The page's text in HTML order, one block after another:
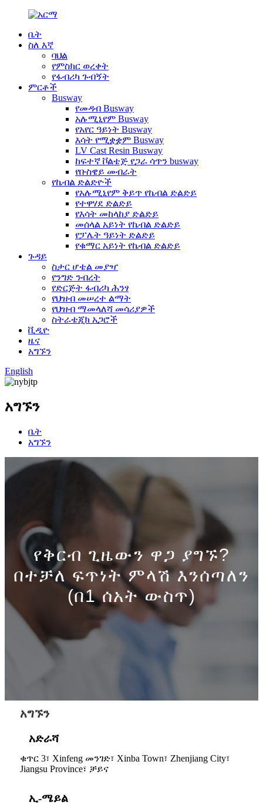
ቤት
ስለ እኛ
ባህል
የምስክር ወረቀት
የፋብሪካ ጉብኝት
ምርቶች
Busway
የመዳብ Busway
አሉሚኒየም Busway
የአየር ዓይነት Busway
እሳት የሚቋቋም Busway
LV Cast Resin Busway
ከፍተኛ ቮልቴጅ የጋራ ሳጥን busway
የቡስዌይ መብራት
የኬብል ድልድዮች
የአሉሚኒየም ቅይጥ የኬብል ድልድይ
የተዋሃደ ድልድይ
የእሳት መከላከያ ድልድይ
መሰላል አይነት የኬብል ድልድይ
የፓሌት ዓይነት ድልድይ
የቁማር አይነት የኬብል ድልድይ
ጉዳይ
ስታር ሆቴል መያዣ
የንግድ ንብረት
የድርጅት ፋብሪካ ሕንፃ
የህዝብ መሠረተ ልማት
የህዝብ ማመላለሻ መሳሪያዎች
ስትራቴጂክ አጋሮች
ቪዲዮ
ዜና
አግኙን
English
አግኙን
ቤት
አግኙን
የቅርብ ጊዜውን ዋጋ ያግኙ?
በተቻለ ፍጥነት ምላሽ እንሰጣለን
(በ1 ሰአት ውስጥ)
አግኙን
አድራሻ
ቁጥር 3፣ Xinfeng መንገድ፣ Xinba Town፣ Zhenjiang City፣
Jiangsu Province፣ ቻይና
ኢ-ሜይል